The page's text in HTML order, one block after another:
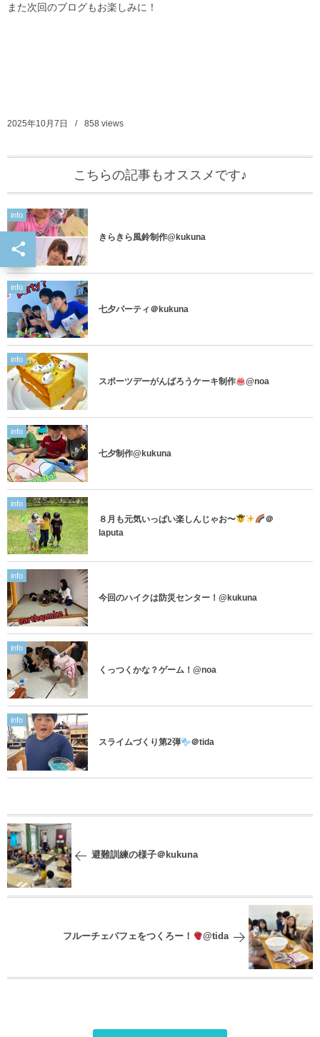
また次回のブログもお楽しみに！
2025年10月7日 858 views
こちらの記事もオススメです♪
info
きらきら風鈴制作@kukuna
info
七夕パーティ＠kukuna
info
スポーツデーがんばろうケーキ制作 @noa
info
七夕制作@kukuna
info
８月も元気いっぱい楽しんじゃお〜
＠
laputa
info
今回のハイクは防災センター！@kukuna
info
くっつくかな？ゲーム！@noa
info
スライムづくり第2弾 ＠tida
避難訓練の様子＠kukuna
フルーチェパフェをつくろー！ @tida